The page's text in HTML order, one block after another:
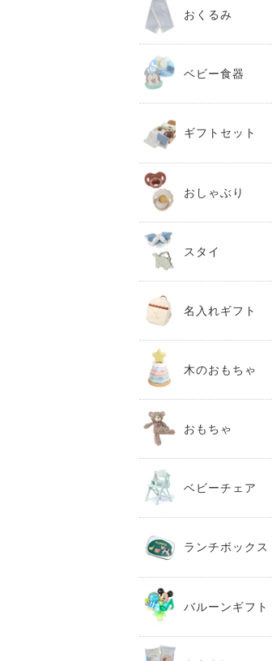
おくるみ
ベビー食器
ギフトセット
おしゃぶり
スタイ
名入れギフト
木のおもちゃ
おもちゃ
ベビーチェア
ランチボックス
バルーンギフト